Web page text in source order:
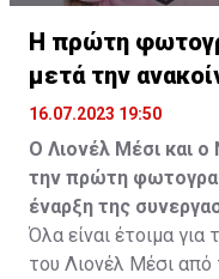
Η πρώτη
μετά την
16.07.2023 19:50
Ο Λιονέλ Μέσι και
την πρώτη
έναρξη της
Όλα είναι έτοιμα
του Λιονέλ Μέσι